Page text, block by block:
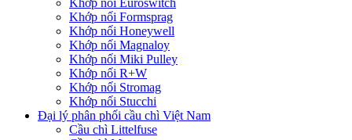
Khớp nối Euroswitch
Khớp nối Formsprag
Khớp nối Honeywell
Khớp nối Magnaloy
Khớp nối Miki Pulley
Khớp nối R+W
Khớp nối Stromag
Khớp nối Stucchi
Đại lý phân phối cầu chì Việt Nam
Cầu chì Littelfuse